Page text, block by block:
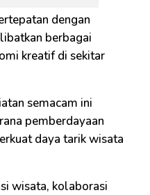
dengan
berbagai
kreatif di sekitar
semacam ini
pemberdayaan
daya tarik wisata
wisata, kolaborasi